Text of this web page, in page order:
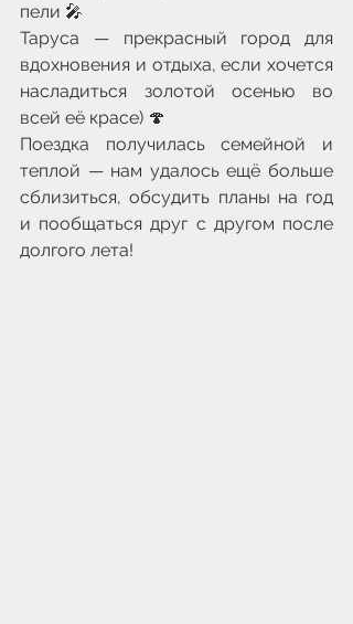
пели 🎤
Таруса — прекрасный город для
вдохновения и отдыха, если хочется
насладиться золотой осенью во
всей её красе) 🍄
Поездка получилась семейной и
теплой — нам удалось ещё больше
сблизиться, обсудить планы на год
и пообщаться друг с другом после
долгого лета!